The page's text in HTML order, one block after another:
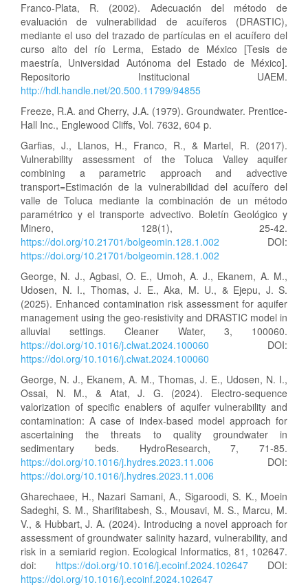
Franco-Plata, R. (2002). Adecuación del método de
evaluación de vulnerabilidad de acuíferos (DRASTIC),
mediante el uso del trazado de partículas en el acuífero del
curso alto del río Lerma, Estado de México [Tesis de
maestría, Universidad Autónoma del Estado de México].
Repositorio Institucional UAEM.
http://hdl.handle.net/20.500.11799/94855
Freeze, R.A. and Cherry, J.A. (1979). Groundwater. Prentice-
Hall Inc., Englewood Cliffs, Vol. 7632, 604 p.
Garfias, J., Llanos, H., Franco, R., & Martel, R. (2017).
Vulnerability assessment of the Toluca Valley aquifer
combining a parametric approach and advective
transport=Estimación de la vulnerabilidad del acuífero del
valle de Toluca mediante la combinación de un método
paramétrico y el transporte advectivo. Boletín Geológico y
Minero, 128(1), 25-42.
https://doi.org/10.21701/bolgeomin.128.1.002 DOI:
https://doi.org/10.21701/bolgeomin.128.1.002
George, N. J., Agbasi, O. E., Umoh, A. J., Ekanem, A. M.,
Udosen, N. I., Thomas, J. E., Aka, M. U., & Ejepu, J. S.
(2025). Enhanced contamination risk assessment for aquifer
management using the geo-resistivity and DRASTIC model in
alluvial settings. Cleaner Water, 3, 100060.
https://doi.org/10.1016/j.clwat.2024.100060 DOI:
https://doi.org/10.1016/j.clwat.2024.100060
George, N. J., Ekanem, A. M., Thomas, J. E., Udosen, N. I.,
Ossai, N. M., & Atat, J. G. (2024). Electro-sequence
valorization of specific enablers of aquifer vulnerability and
contamination: A case of index-based model approach for
ascertaining the threats to quality groundwater in
sedimentary beds. HydroResearch, 7, 71-85.
https://doi.org/10.1016/j.hydres.2023.11.006 DOI:
https://doi.org/10.1016/j.hydres.2023.11.006
Gharechaee, H., Nazari Samani, A., Sigaroodi, S. K., Moein
Sadeghi, S. M., Sharifitabesh, S., Mousavi, M. S., Marcu, M.
V., & Hubbart, J. A. (2024). Introducing a novel approach for
assessment of groundwater salinity hazard, vulnerability, and
risk in a semiarid region. Ecological Informatics, 81, 102647.
doi: https://doi.org/10.1016/j.ecoinf.2024.102647 DOI:
https://doi.org/10.1016/j.ecoinf.2024.102647